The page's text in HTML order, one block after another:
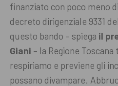
finanziato con poco meno
decreto dirigenziale 9331
questo bando – spiega il
Giani – la Regione Toscana
respiriamo e previene gli
possano divampare.